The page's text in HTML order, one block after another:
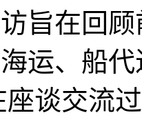
旨在回
运、船
座谈交流